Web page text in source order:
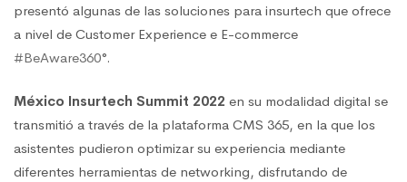
presentó algunas de las soluciones para insurtech que ofrece
a nivel de Customer Experience e E-commerce
#BeAware360°.
México Insurtech Summit 2022 en su modalidad digital se
transmitió a través de la plataforma CMS 365, en la que los
asistentes pudieron optimizar su experiencia mediante
diferentes herramientas de networking, disfrutando de